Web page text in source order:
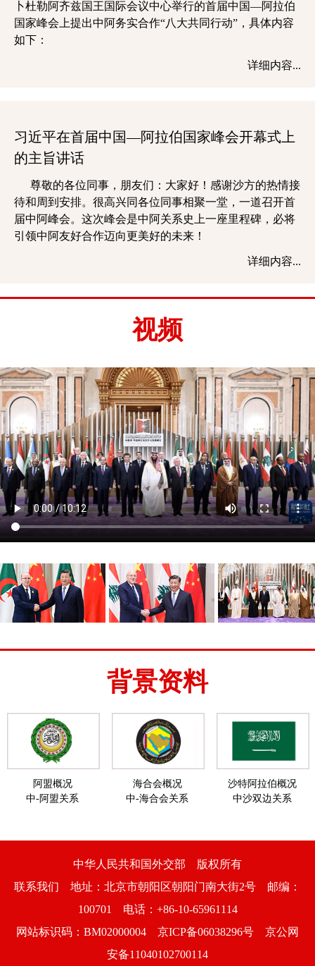
卜杜勒阿齐兹国王国际会议中心举行的首届中国—阿拉伯
国家峰会上提出中阿务实合作“八大共同行动”，具体内容
如下：
详细内容...
习近平在首届中国—阿拉伯国家峰会开幕式上
的主旨讲话
尊敬的各位同事，朋友们：大家好！感谢沙方的热情接
待和周到安排。很高兴同各位同事相聚一堂，一道召开首
届中阿峰会。这次峰会是中阿关系史上一座里程碑，必将
引领中阿友好合作迈向更美好的未来！
详细内容...
视频
背景资料
阿盟概况
中-阿盟关系
海合会概况
中-海合会关系
沙特阿拉伯概况
中沙双边关系
中华人民共和国外交部 版权所有
联系我们 地址：北京市朝阳区朝阳门南大街2号 邮编：
100701 电话：+86-10-65961114
网站标识码：BM02000004 京ICP备06038296号 京公网
安备11040102700114